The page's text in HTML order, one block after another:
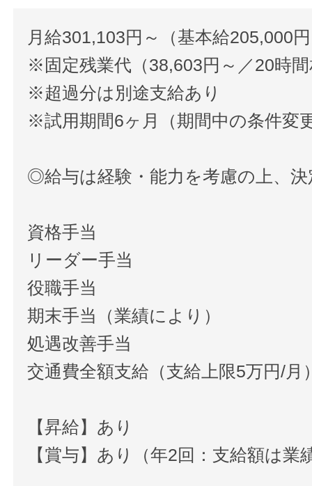
月給301,103円～（基本給205,000
※固定残業代（38,603円～／20時
※超過分は別途支給あり
※試用期間6ヶ月（期間中の条件変
◎給与は経験・能力を考慮の上、
資格手当
リーダー手当
役職手当
期末手当（業績により）
処遇改善手当
交通費全額支給（支給上限5万円/月
【昇給】あり
【賞与】あり（年2回：支給額は業